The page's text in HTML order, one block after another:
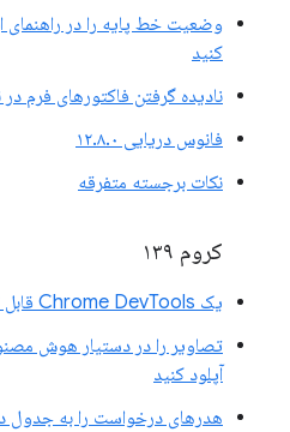
کنید
نادیده گرفتن فاکتورهای فرم در
فانوس دریایی ۱۲.۸.۰
نکات برجسته متفرقه
کروم ۱۳۹
یک Chrome DevTools قابل اعتمادتر و پربازده‌تر
تصاویر را در دستیار هوش
آپلود کنید
هدرهای درخواست را به جدول